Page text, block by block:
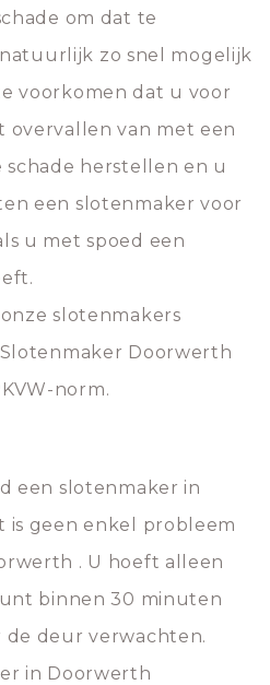
om dat te
zo snel mogelijk
voorkomen dat u voor
overvallen van met een
schade herstellen en u
een slotenmaker voor
u met spoed een
slotenmakers
Doorwerth
norm.
een slotenmaker in
is geen enkel probleem
. U hoeft alleen
binnen 30 minuten
de deur verwachten.
in Doorwerth